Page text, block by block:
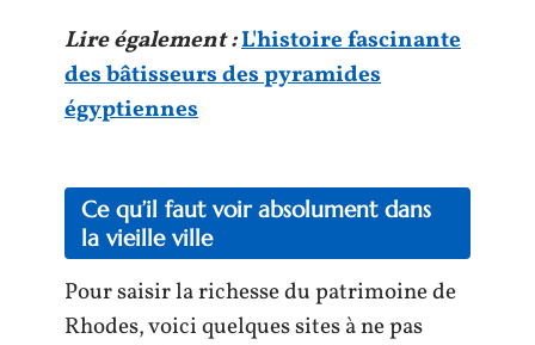
Lire également :L'histoire fascinante
des bâtisseurs des pyramides
égyptiennes
Ce qu’il faut voir absolument dans
la vieille ville
Pour saisir la richesse du patrimoine de
Rhodes, voici quelques sites à ne pas